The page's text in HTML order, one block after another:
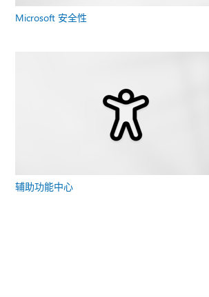
Microsoft 安全性
辅助功能中心